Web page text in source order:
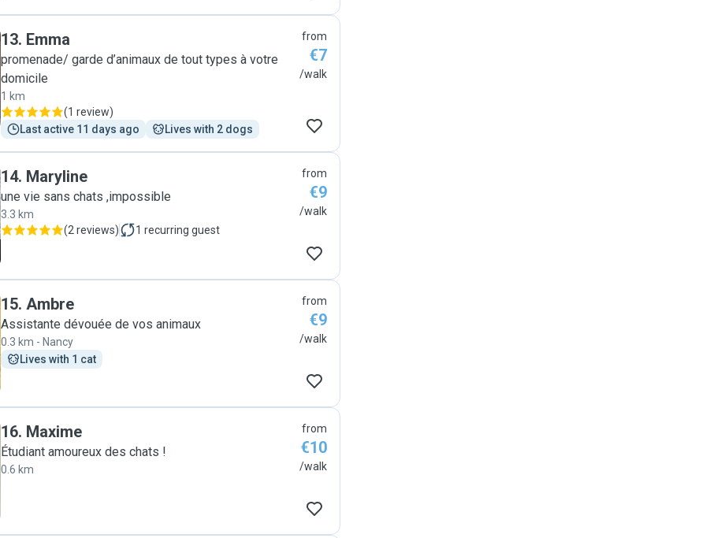
13. Emma
promenade/ garde d’animaux de tout types à votre
domicile
1 km
(1 review)
Last active 11 days ago
Lives with 2 dogs
from
€7
/walk
14. Maryline
une vie sans chats ,impossible
3.3 km
(2 reviews) 1 recurring guest
from
€9
/walk
15. Ambre
Assistante dévouée de vos animaux
0.3 km - Nancy
Lives with 1 cat
from
€9
/walk
16. Maxime
Étudiant amoureux des chats !
0.6 km
from
€10
/walk